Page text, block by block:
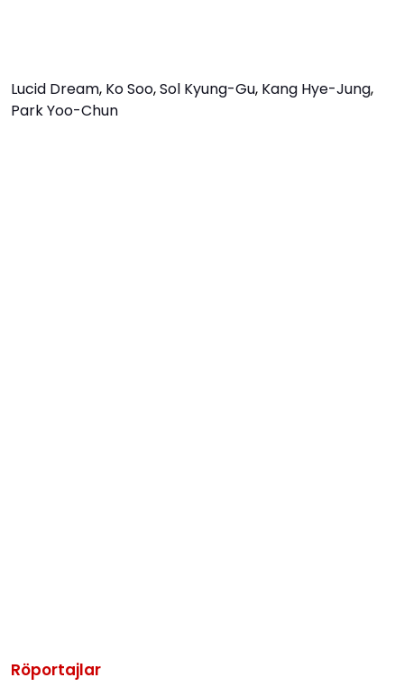
Lucid Dream, Ko Soo,Sol Kyung-Gu, Kang Hye-Jung,
Park Yoo-Chun
Röportajlar